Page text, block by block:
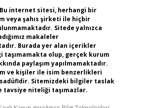
Bu internet sitesi, herhangi bir
veya şahıs şirketi ile hiçbir
Sitede yalnızca
makaleler
Burada yer alan içerikler
taşımamakta olup, gerçek kurum
paylaşım yapılmamaktadır.
ve kişiler ile isim benzerlikleri
Sitemizdeki bilgiler taslak
tavsiye niteliği taşımazlar.